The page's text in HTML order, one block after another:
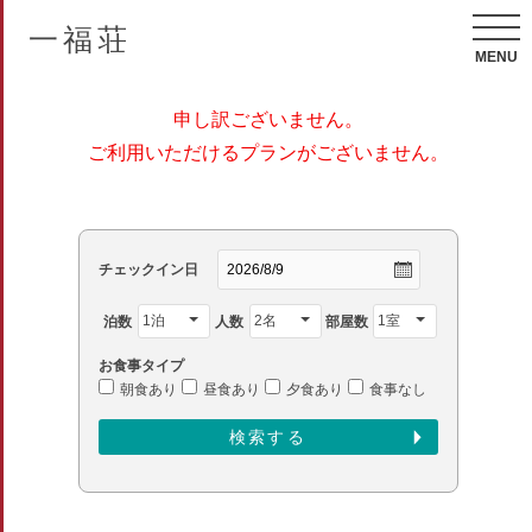
一福荘
MENU
申し訳ございません。
ご利用いただけるプランがございません。
チェックイン日
泊数 人数 部屋数
お食事タイプ
朝食あり
昼食あり 夕食あり 食事なし